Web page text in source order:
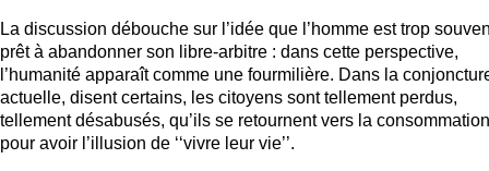
La discussion débouche sur l’idée que l’homme est trop
prêt à abandonner son libre-arbitre : dans cette perspective,
l’humanité apparaît comme une fourmilière. Dans la
actuelle, disent certains, les citoyens sont tellement perdus,
tellement désabusés, qu’ils se retournent vers la
pour avoir l’illusion de ‘‘vivre leur vie’’.